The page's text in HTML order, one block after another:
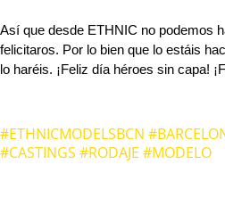
Así que desde ETHNIC no podemos
felicitaros. Por lo bien que lo estáis
lo haréis. ¡Feliz día héroes sin capa!
#ETHNICMODELSBCN
#CASTINGS #RODAJE #MODELO